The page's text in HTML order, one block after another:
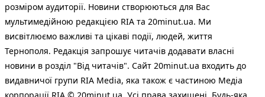
розміром аудиторії. Новини створюються для Вас
мультимедійною редакцією RIA та 20minut.ua. Ми
висвітлюємо важливі та цікаві події, людей, життя
Тернополя. Редакція запрошує читачів додавати власні
новини в розділ "Від читачів". Сайт 20minut.ua входить до
видавничої групи RIA Media, яка також є частиною Медіа